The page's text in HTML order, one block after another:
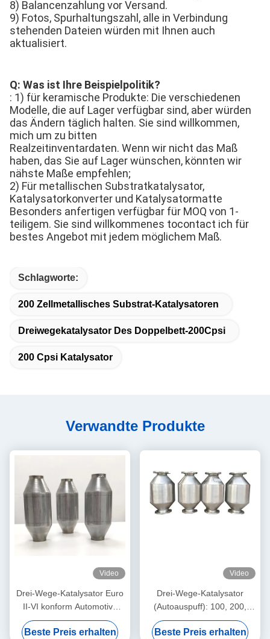
8) Balancenzahlung vor Versand.
9) Fotos, Spurhaltungszahl, alle in Verbindung
stehenden Dateien würden mit Ihnen auch
aktualisiert.
Q: Was ist Ihre Beispielpolitik?
: 1) für keramische Produkte: Die verschiedenen
Modelle, die auf Lager verfügbar sind, aber würden
das Ändern täglich halten. Sie sind willkommen,
mich um zu bitten
Realzeitinventardaten. Wenn wir nicht das Maß
haben, das Sie auf Lager wünschen, könnten wir
nähste Maße empfehlen;
2) Für metallischen Substratkatalysator,
Katalysatorkonverter und Katalysatormatte
Besonders anfertigen verfügbar für MOQ von 1-
teiligem. Sie sind willkommenes tocontact ich für
bestes Angebot mit jedem möglichem Maß.
Schlagworte:
200 Zellmetallisches Substrat-Katalysatoren
Dreiwegekatalysator Des Doppelbett-200Cpsi
200 Cpsi Katalysator
Verwandte Produkte
Video
Drei-Wege-Katalysator Euro
II-VI konform Automotive
TWC - 2,5" 50 Zellen
Beste Preis erhalten
Video
Drei-Wege-Katalysator
(Autoauspuff): 100, 200,
300, 400, 600 Zellen pro Zoll
| Euro 3
Beste Preis erhalten